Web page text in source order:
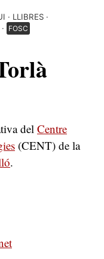
LLIBRES
FOSC
del Centre
(CENT) de la
.